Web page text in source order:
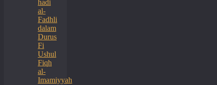
hadi
al-
Fadhli
dalam
Durus
Fi
Ushul
Fiqh
al-
Imamiyyah